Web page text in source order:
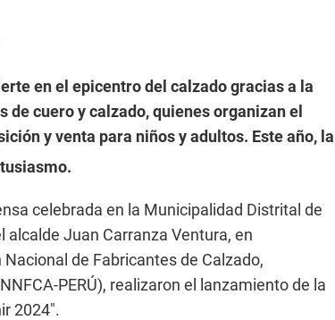
en el epicentro del calzado gracias a la
de cuero y calzado, quienes organizan el
y venta para niños y adultos. Este año, la
celebrada en la Municipalidad Distrital de
alcalde Juan Carranza Ventura, en
de Fabricantes de Calzado,
PERÚ), realizaron el lanzamiento de la
2024″.